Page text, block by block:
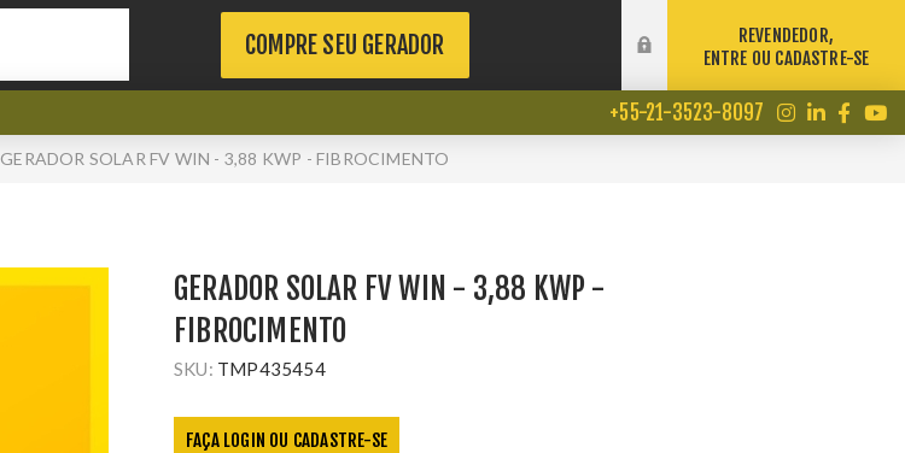
COMPRE SEU GERADOR
REVENDEDOR,
ENTRE OU CADASTRE-SE
+55-21-3523-8097
GERADOR SOLAR FV WIN - 3,88 KWP - FIBROCIMENTO
GERADOR SOLAR FV WIN - 3,88 KWP -
FIBROCIMENTO
SKU: TMP435454
FAÇA LOGIN OU CADASTRE-SE